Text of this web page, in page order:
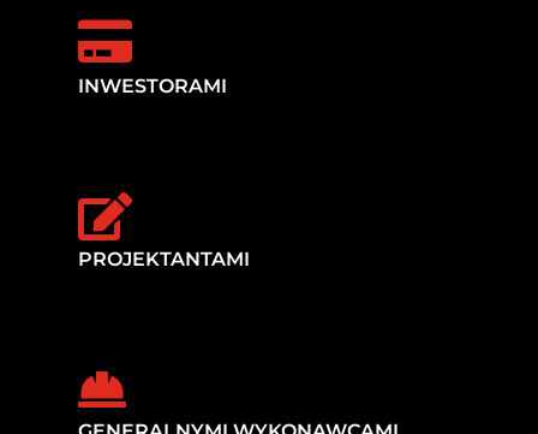

INWESTORAMI

PROJEKTANTAMI
